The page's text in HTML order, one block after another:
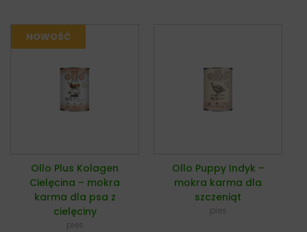
Ollo Plus Kolagen
Cielęcina – mokra
karma dla psa z
cielęciny
pies
Ollo Puppy Indyk –
mokra karma dla
szczeniąt
pies